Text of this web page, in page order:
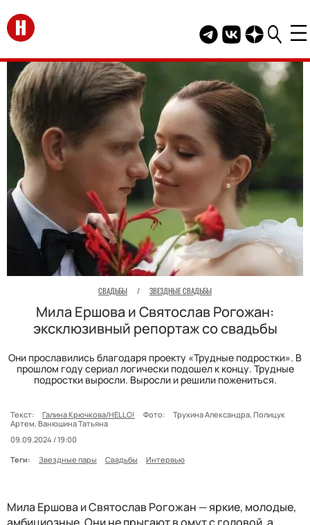
Перейти на главную
Telegram канал
Группа HELLO
Канал
СВАДЬБЫ / ЗВЕЗДНЫЕ СВАДЬБЫ
Мила Ершова и Святослав Рогожан:
эксклюзивный репортаж со свадьбы
Они прославились благодаря проекту «Трудные подростки». В
прошлом году сериал логически подошел к концу. Трудные
подростки выросли. Выросли и решили пожениться.
Текст: Галина Крючкова/HELLO! Фото:
Трухина Александра, Полицук
Артем, Ванюшина Татьяна
09.09.2024 / 19:00
Теги:
Звездные пары Свадьбы Интервью
Мила Ершова и Святослав Рогожан — яркие, молодые,